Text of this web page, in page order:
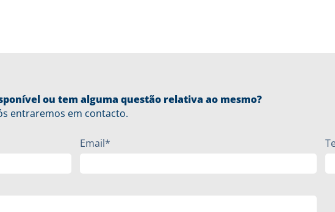
ou tem alguma questão relativa ao mesmo?
entraremos em contacto.
Email*